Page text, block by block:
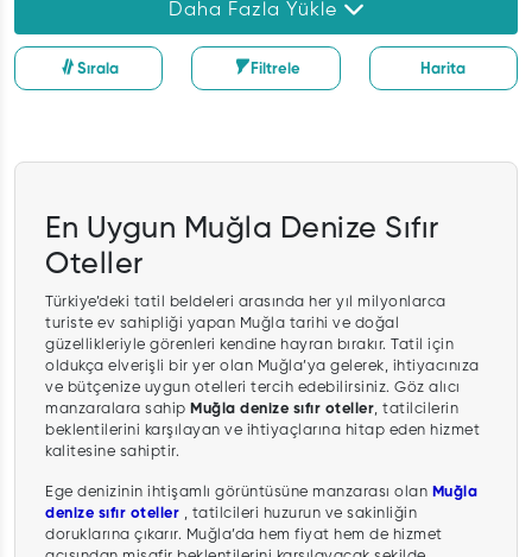
Daha Fazla Yükle
Sırala Filtrele Harita
En Uygun Muğla Denize Sıfır
Oteller
Türkiye’deki tatil beldeleri arasında her yıl milyonlarca
turiste ev sahipliği yapan Muğla tarihi ve doğal
güzellikleriyle görenleri kendine hayran bırakır. Tatil için
oldukça elverişli bir yer olan Muğla’ya gelerek, ihtiyacınıza
ve bütçenize uygun otelleri tercih edebilirsiniz. Göz alıcı
manzaralara sahip Muğla denize sıfır oteller, tatilcilerin
beklentilerini karşılayan ve ihtiyaçlarına hitap eden hizmet
kalitesine sahiptir.
Ege denizinin ihtişamlı görüntüsüne manzarası olan Muğla
denize sıfır oteller , tatilcileri huzurun ve sakinliğin
doruklarına çıkarır. Muğla’da hem fiyat hem de hizmet